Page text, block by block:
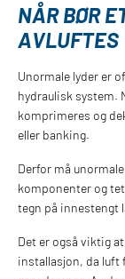
NÅR BØR
AVLUFTES
Unormale lyder er
hydraulisk system.
komprimeres og
eller banking.
Derfor må
komponenter og
tegn på innestengt
Det er også viktig
installasjon, da luft